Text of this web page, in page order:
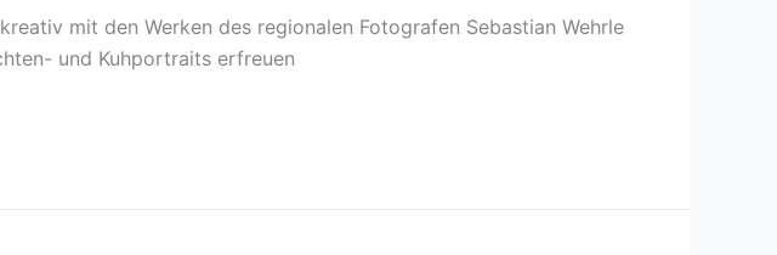
mit den Werken des regionalen Fotografen Sebastian Wehrle
und Kuhportraits erfreuen